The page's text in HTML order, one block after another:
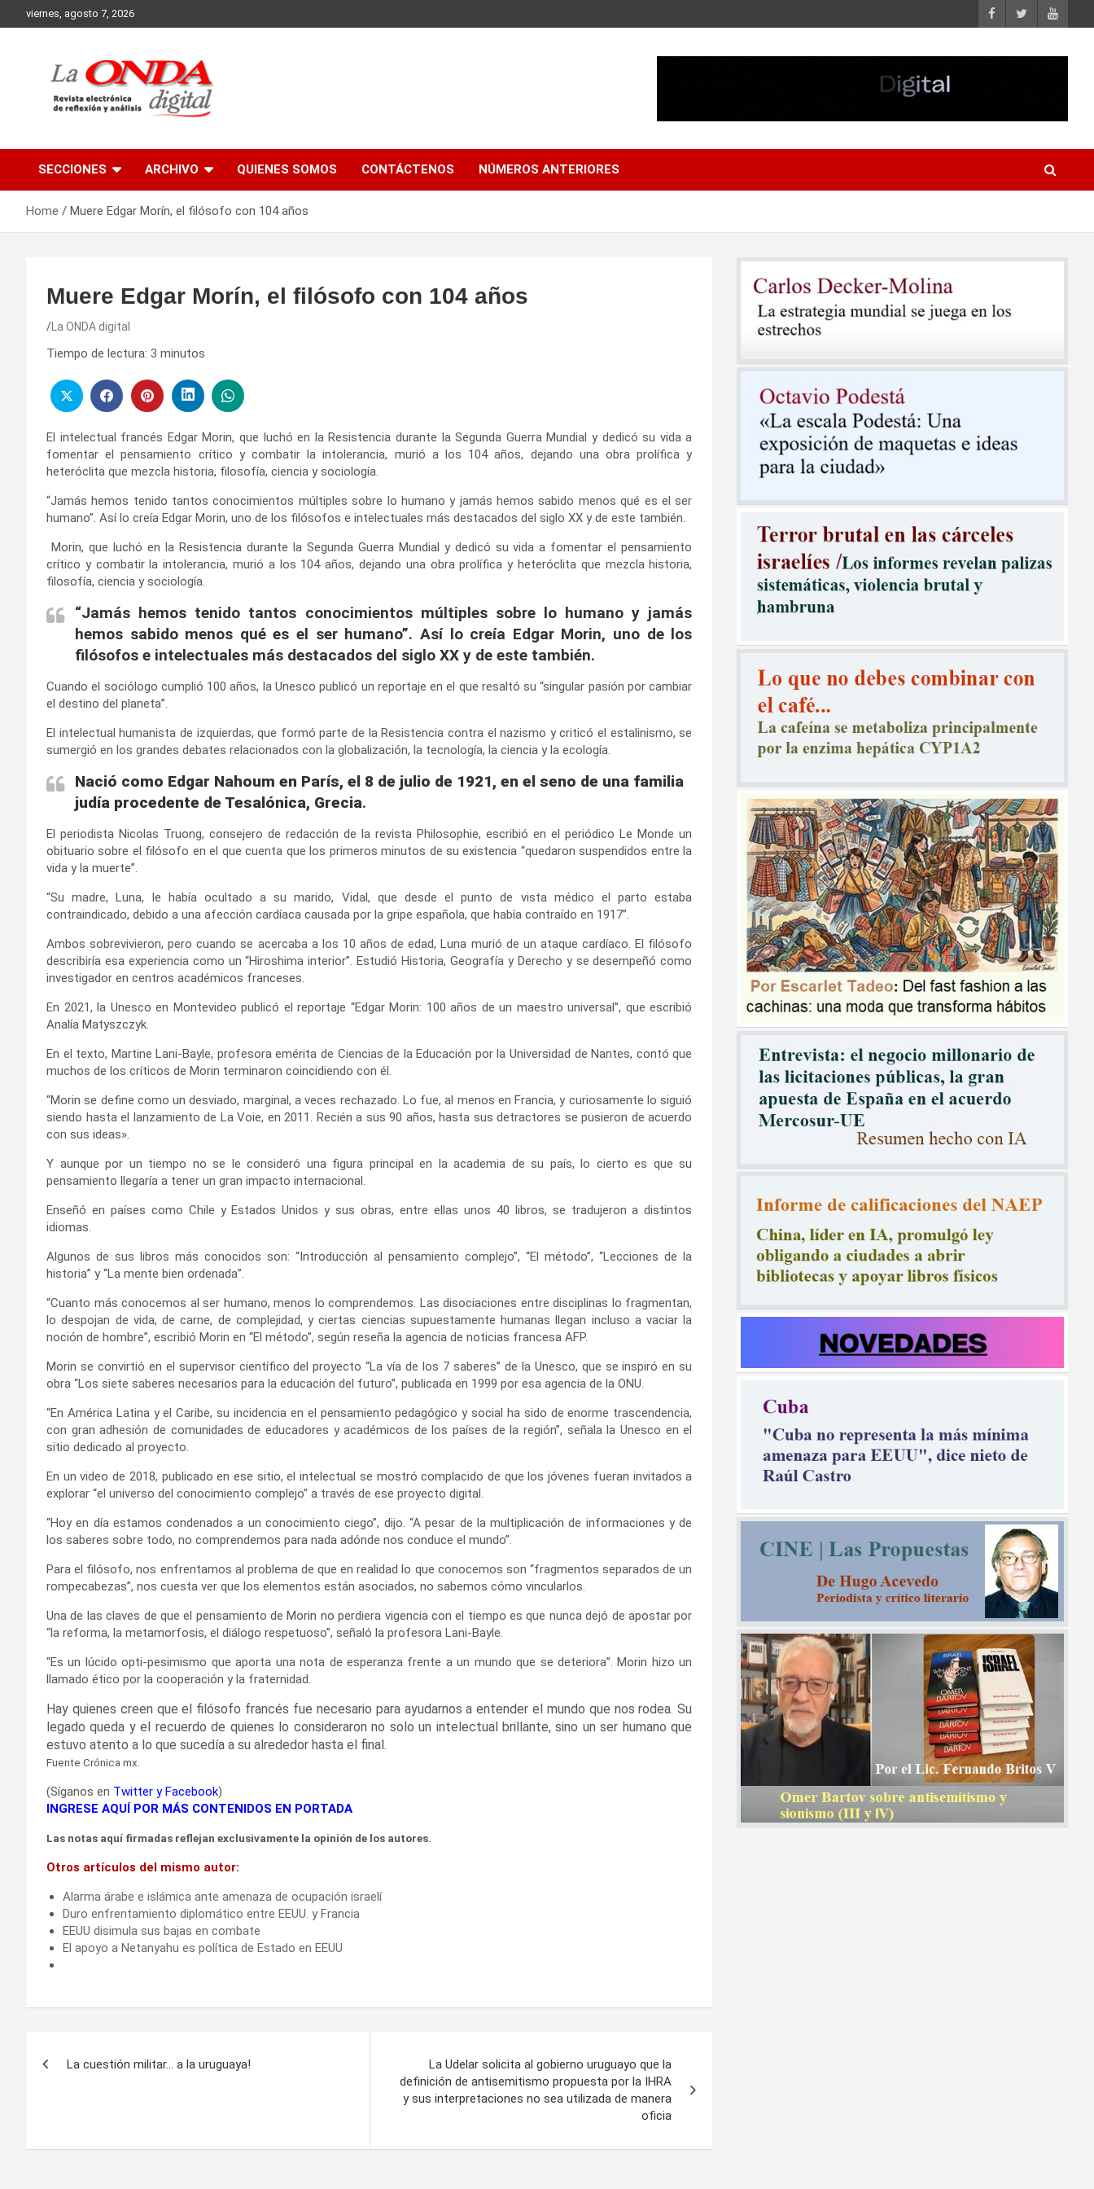
to
viernes, agosto 7, 2026
SECCIONES ARCHIVO QUIENES SOMOS CONTÁCTENOS NÚMEROS ANTERIORES
Home Muere Edgar Morín, el filósofo con 104 años
Muere Edgar Morín, el filósofo con 104 años
La ONDA digital
Tiempo de lectura: 3 minutos
El intelectual francés Edgar Morin, que luchó en la Resistencia durante la Segunda Guerra Mundial y dedicó su vida a
fomentar el pensamiento crítico y combatir la intolerancia, murió a los 104 años, dejando una obra prolífica y
heteróclita que mezcla historia, filosofía, ciencia y sociología.
“Jamás hemos tenido tantos conocimientos múltiples sobre lo humano y jamás hemos sabido menos qué es el ser
humano”. Así lo creía Edgar Morin, uno de los filósofos e intelectuales más destacados del siglo XX y de este también.
Morin, que luchó en la Resistencia durante la Segunda Guerra Mundial y dedicó su vida a fomentar el pensamiento
crítico y combatir la intolerancia, murió a los 104 años, dejando una obra prolífica y heteróclita que mezcla historia,
filosofía, ciencia y sociología.
“Jamás hemos tenido tantos conocimientos múltiples sobre lo humano y jamás
hemos sabido menos qué es el ser humano”. Así lo creía Edgar Morin, uno de los
filósofos e intelectuales más destacados del siglo XX y de este también.
Cuando el sociólogo cumplió 100 años, la Unesco publicó un reportaje en el que resaltó su “singular pasión por cambiar
el destino del planeta”.
El intelectual humanista de izquierdas, que formó parte de la Resistencia contra el nazismo y criticó el estalinismo, se
sumergió en los grandes debates relacionados con la globalización, la tecnología, la ciencia y la ecología.
Nació como Edgar Nahoum en París, el 8 de julio de 1921, en el seno de una familia
judía procedente de Tesalónica, Grecia.
El periodista Nicolas Truong, consejero de redacción de la revista Philosophie, escribió en el periódico Le Monde un
obituario sobre el filósofo en el que cuenta que los primeros minutos de su existencia “quedaron suspendidos entre la
vida y la muerte”.
“Su madre, Luna, le había ocultado a su marido, Vidal, que desde el punto de vista médico el parto estaba
contraindicado, debido a una afección cardíaca causada por la gripe española, que había contraído en 1917”.
Ambos sobrevivieron, pero cuando se acercaba a los 10 años de edad, Luna murió de un ataque cardíaco. El filósofo
describiría esa experiencia como un “Hiroshima interior”. Estudió Historia, Geografía y Derecho y se desempeñó como
investigador en centros académicos franceses.
En 2021, la Unesco en Montevideo publicó el reportaje “Edgar Morin: 100 años de un maestro universal”, que escribió
Analía Matyszczyk.
En el texto, Martine Lani-Bayle, profesora emérita de Ciencias de la Educación por la Universidad de Nantes, contó que
muchos de los críticos de Morin terminaron coincidiendo con él.
“Morin se define como un desviado, marginal, a veces rechazado. Lo fue, al menos en Francia, y curiosamente lo siguió
siendo hasta el lanzamiento de La Voie, en 2011. Recién a sus 90 años, hasta sus detractores se pusieron de acuerdo
con sus ideas».
Y aunque por un tiempo no se le consideró una figura principal en la academia de su país, lo cierto es que su
pensamiento llegaría a tener un gran impacto internacional.
Enseñó en países como Chile y Estados Unidos y sus obras, entre ellas unos 40 libros, se tradujeron a distintos
idiomas.
Algunos de sus libros más conocidos son: “Introducción al pensamiento complejo”, “El método”, “Lecciones de la
historia” y “La mente bien ordenada”.
“Cuanto más conocemos al ser humano, menos lo comprendemos. Las disociaciones entre disciplinas lo fragmentan,
lo despojan de vida, de carne, de complejidad, y ciertas ciencias supuestamente humanas llegan incluso a vaciar la
noción de hombre”, escribió Morin en “El método”, según reseña la agencia de noticias francesa AFP.
Morin se convirtió en el supervisor científico del proyecto “La vía de los 7 saberes” de la Unesco, que se inspiró en su
obra “Los siete saberes necesarios para la educación del futuro”, publicada en 1999 por esa agencia de la ONU.
“En América Latina y el Caribe, su incidencia en el pensamiento pedagógico y social ha sido de enorme trascendencia,
con gran adhesión de comunidades de educadores y académicos de los países de la región”, señala la Unesco en el
sitio dedicado al proyecto.
En un video de 2018, publicado en ese sitio, el intelectual se mostró complacido de que los jóvenes fueran invitados a
explorar “el universo del conocimiento complejo” a través de ese proyecto digital.
“Hoy en día estamos condenados a un conocimiento ciego”, dijo. “A pesar de la multiplicación de informaciones y de
los saberes sobre todo, no comprendemos para nada adónde nos conduce el mundo”.
Para el filósofo, nos enfrentamos al problema de que en realidad lo que conocemos son “fragmentos separados de un
rompecabezas”, nos cuesta ver que los elementos están asociados, no sabemos cómo vincularlos.
Una de las claves de que el pensamiento de Morin no perdiera vigencia con el tiempo es que nunca dejó de apostar por
“la reforma, la metamorfosis, el diálogo respetuoso”, señaló la profesora Lani-Bayle.
“Es un lúcido opti-pesimismo que aporta una nota de esperanza frente a un mundo que se deteriora’’. Morin hizo un
llamado ético por la cooperación y la fraternidad.
Hay quienes creen que el filósofo francés fue necesario para ayudarnos a entender el mundo que nos rodea. Su
legado queda y el recuerdo de quienes lo consideraron no solo un intelectual brillante, sino un ser humano que
estuvo atento a lo que sucedía a su alrededor hasta el final.
Fuente Crónica mx.
(Síganos en Twitter yFacebook)
INGRESE AQUÍ POR MÁS CONTENIDOS EN PORTADA
Las notas aquí firmadas reflejan exclusivamente la opinión de los autores.
Otros artículos del mismo autor:
Alarma árabe e islámica ante amenaza de ocupación israelí
Duro enfrentamiento diplomático entre EEUU. y Francia
EEUU disimula sus bajas en combate
El apoyo a Netanyahu es política de Estado en EEUU
La cuestión militar… a la uruguaya!
La Udelar solicita al gobierno uruguayo que la
definición de antisemitismo propuesta por la IHRA
y sus interpretaciones no sea utilizada de manera
oficia